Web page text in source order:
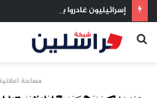
إسرائيليون غادروا بلا رجعة: اخترنا
بحث
مساحة